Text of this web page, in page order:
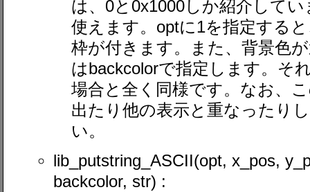
は、0と0x1000しか紹介して
使えます。optに1を指定する
枠が付きます。また、背景色
はbackcolorで指定します。そ
場合と全く同様です。なお、
出たり他の表示と重なったり
い。
lib_putstring_ASCII(opt, x_pos,
backcolor, str) :